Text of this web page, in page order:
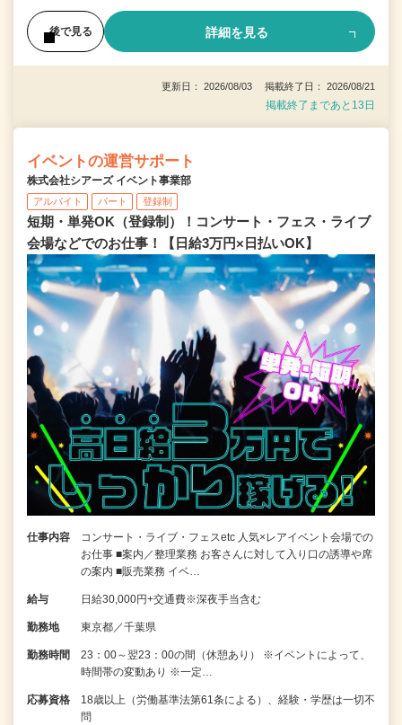
後で見る 詳細を見る
更新日： 2026/08/03 掲載終了日： 2026/08/21
掲載終了まであと13日
イベントの運営サポート
株式会社シアーズ イベント事業部
アルバイト パート 登録制
短期・単発OK（登録制）！コンサート・フェス・ライブ
会場などでのお仕事！【日給3万円×日払いOK】
仕事内容
コンサート・ライブ・フェスetc 人気×レアイベント会場での
お仕事 ■案内／整理業務 お客さんに対して入り口の誘導や席
の案内 ■販売業務 イベ…
給与 日給30,000円+交通費※深夜手当含む
勤務地 東京都／千葉県
勤務時間
23：00～翌23：00の間（休憩あり） ※イベントによって、
時間帯の変動あり ※一定…
応募資格
18歳以上（労働基準法第61条による）、経験・学歴は一切不
問